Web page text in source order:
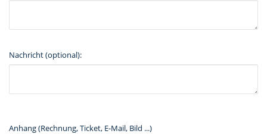
Nachricht (optional):
Anhang (Rechnung, Ticket, E-Mail, Bild ...)